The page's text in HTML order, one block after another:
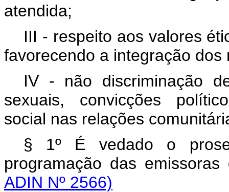
atendida;
III - respeito aos valores
favorecendo a integração
IV - não discriminação
sexuais, convicções
social nas relações
§ 1º É vedado o
programação das
ADIN Nº 2566)